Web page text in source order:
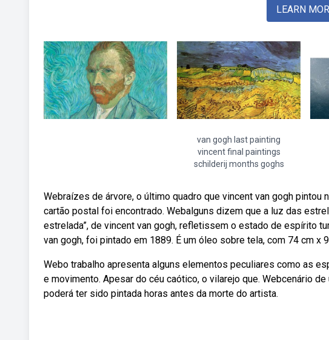
LEARN
van gogh last painting
vincent final paintings
schilderij months goghs
Webraízes de árvore, o último quadro que vincent van gogh pintou
cartão postal foi encontrado. Webalguns dizem que a luz das
estrelada”, de vincent van gogh, refletissem o estado de espírito
van gogh, foi pintado em 1889. É um óleo sobre tela, com 74 cm x
Webo trabalho apresenta alguns elementos peculiares como as
e movimento. Apesar do céu caótico, o vilarejo que. Webcenário
poderá ter sido pintada horas antes da morte do artista.